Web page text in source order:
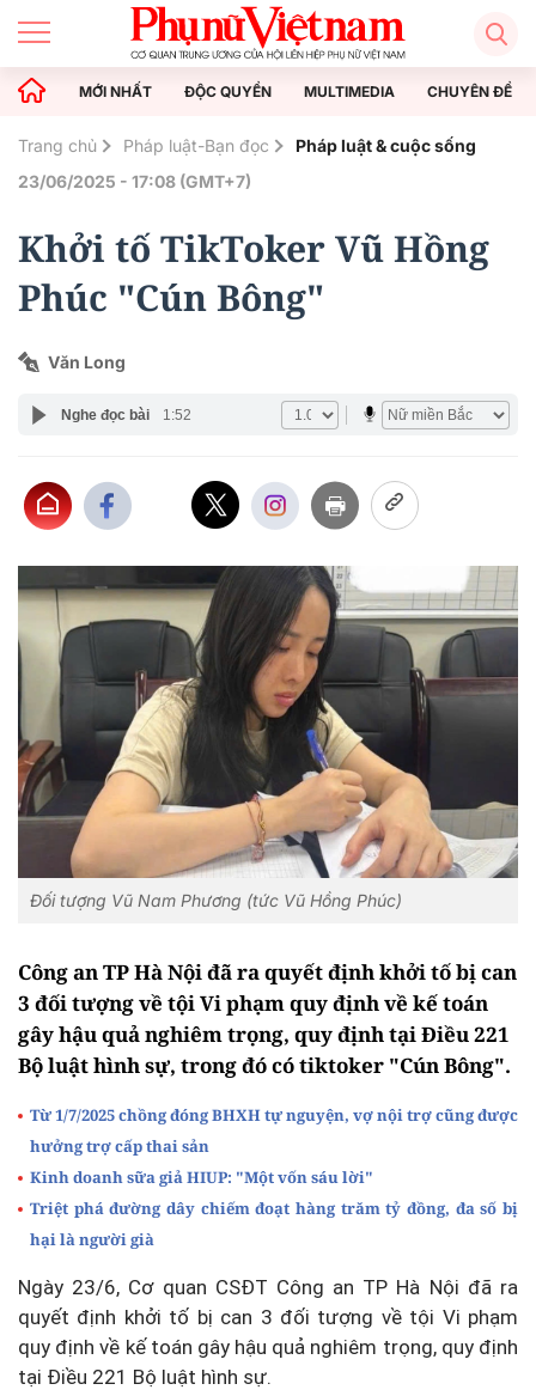
MỚI NHẤT ĐỘC QUYỀN MULTIMEDIA CHUYÊN ĐỀ
Trang chủ Pháp luật-Bạn đọc
Pháp luật & cuộc sống
23/06/2025 - 17:08 (GMT+7)
Khởi tố TikToker Vũ Hồng
Phúc "Cún Bông"
Văn Long
Nghe đọc bài 1:52
Đối tượng Vũ Nam Phương (tức Vũ Hồng Phúc)
Công an TP Hà Nội đã ra quyết định khởi tố bị can
3 đối tượng về tội Vi phạm quy định về kế toán
gây hậu quả nghiêm trọng, quy định tại Điều 221
Bộ luật hình sự, trong đó có tiktoker "Cún Bông".
Từ 1/7/2025 chồng đóng BHXH tự nguyện, vợ nội trợ cũng được
hưởng trợ cấp thai sản
Kinh doanh sữa giả HIUP: "Một vốn sáu lời"
Triệt phá đường dây chiếm đoạt hàng trăm tỷ đồng, đa số bị
hại là người già
Ngày 23/6, Cơ quan CSĐT Công an TP Hà Nội đã ra
quyết định khởi tố bị can 3 đối tượng về tội Vi phạm
quy định về kế toán gây hậu quả nghiêm trọng, quy định
tại Điều 221 Bộ luật hình sự.